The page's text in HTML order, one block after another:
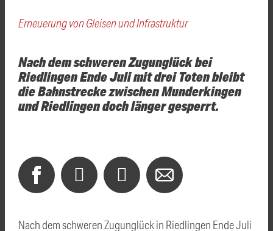
Erneuerung von Gleisen und Infrastruktur
Nach dem schweren Zugunglück bei
Riedlingen Ende Juli mit drei Toten bleibt
die Bahnstrecke zwischen Munderkingen
und Riedlingen doch länger gesperrt.
Nach dem schweren Zugunglück in Riedlingen Ende Juli